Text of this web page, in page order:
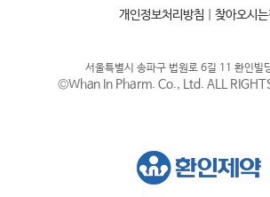
개인정보처리방침 찾아오시는
서울특별시 송파구 법원로 6길 11 환인
©Whan In Pharm. Co., Ltd. ALL